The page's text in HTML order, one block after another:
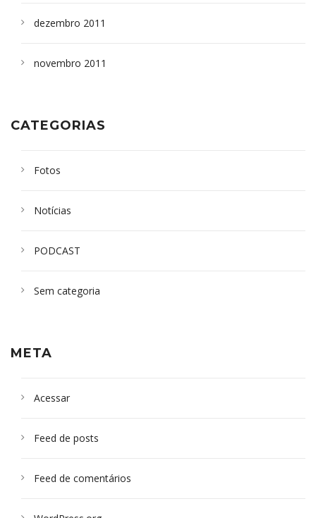
dezembro 2011
novembro 2011
CATEGORIAS
Fotos
Notícias
PODCAST
Sem categoria
META
Acessar
Feed de posts
Feed de comentários